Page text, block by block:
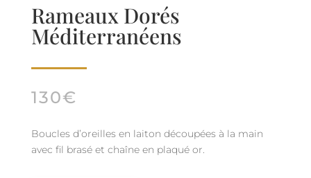
Rameaux Dorés
Méditerranéens
130€
Boucles d’oreilles en laiton découpées à la main
avec fil brasé et chaîne en plaqué or.